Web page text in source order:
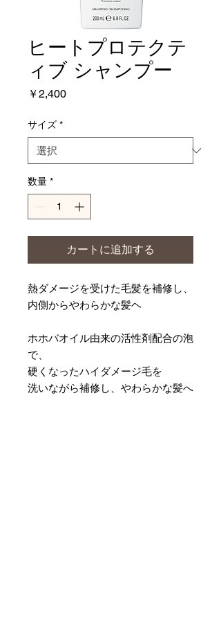
ヒートプロテクテ
ィブ シャンプー
￥2,400価
サイズ *
数量 *
カートに追加する
熱ダメージを受けた毛髪を補修し、
内側からやわらかな髪ヘ
ホホバオイル由来の活性剤配合の泡
で、
硬くなったハイダメージ毛を
洗いながら補修し、やわらかな髪へ